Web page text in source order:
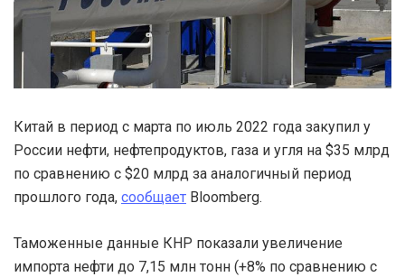
Китай в период с марта по июль 2022 года закупил у
России нефти, нефтепродуктов, газа и угля на $35 млрд
по сравнению с $20 млрд за аналогичный период
прошлого года, сообщает Bloomberg.
Таможенные данные КНР показали увеличение
импорта нефти до 7,15 млн тонн (+8% по сравнению с